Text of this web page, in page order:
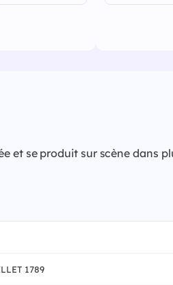
et se produit sur scène dans
1789